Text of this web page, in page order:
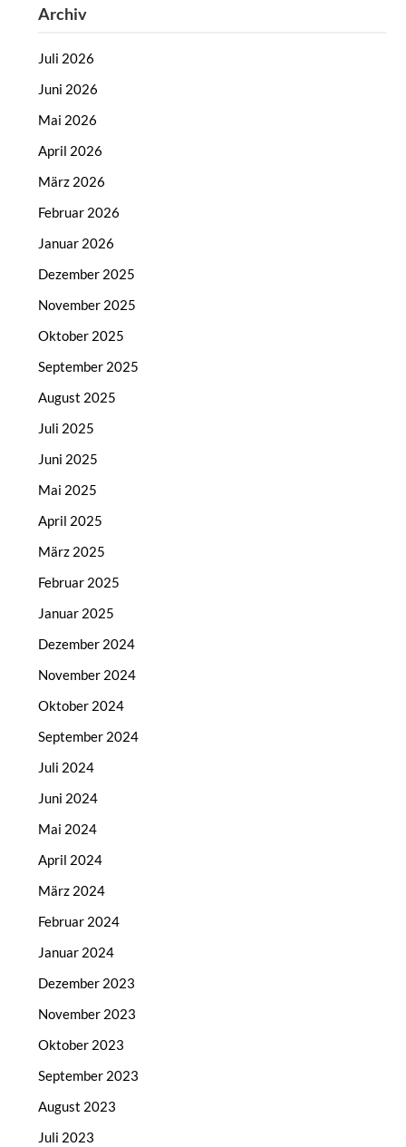
Archiv
Juli 2026
Juni 2026
Mai 2026
April 2026
März 2026
Februar 2026
Januar 2026
Dezember 2025
November 2025
Oktober 2025
September 2025
August 2025
Juli 2025
Juni 2025
Mai 2025
April 2025
März 2025
Februar 2025
Januar 2025
Dezember 2024
November 2024
Oktober 2024
September 2024
Juli 2024
Juni 2024
Mai 2024
April 2024
März 2024
Februar 2024
Januar 2024
Dezember 2023
November 2023
Oktober 2023
September 2023
August 2023
Juli 2023